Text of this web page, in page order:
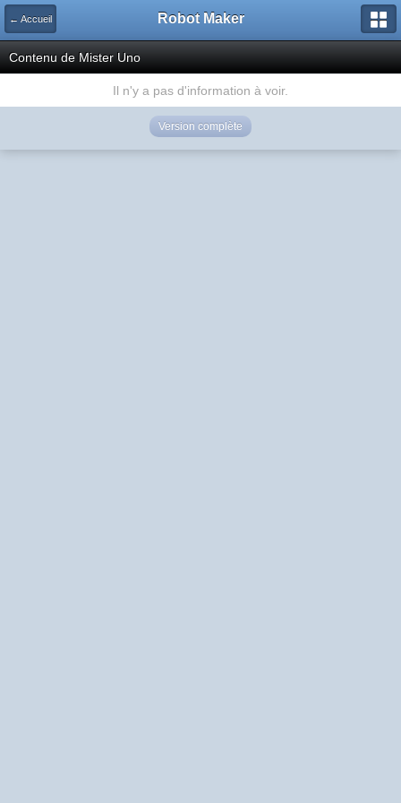
← Accueil Robot Maker
Contenu de Mister Uno
Il n'y a pas d'information à voir.
Version complète